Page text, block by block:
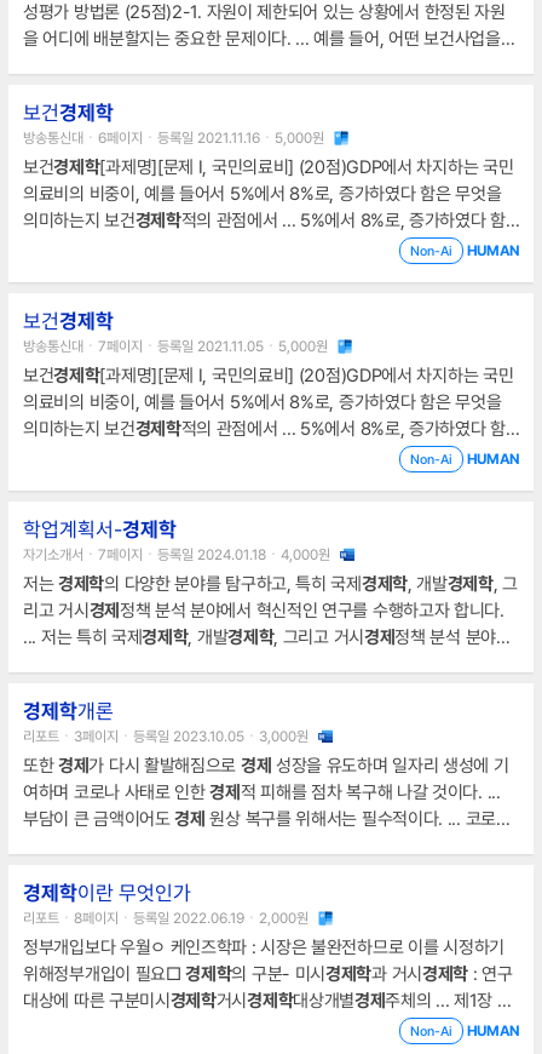
성평가 방법론 (25점)2-1. 자원이 제한되어 있는 상황에서 한정된 자원
을 어디에 배분할지는 중요한 문제이다. ... 예를 들어, 어떤 보건사업을
보건경제학
방송통신대ㆍ6페이지ㆍ등록일 2021.11.16ㆍ5,000원
보건경제학[과제명][문제 I, 국민의료비] (20점)GDP에서 차지하는 국민
의료비의 비중이, 예를 들어서 5%에서 8%로, 증가하였다 함은 무엇을
의미하는지 보건경제학적의 관점에서 ... 5%에서 8%로, 증가하였다 함
적의 관점에서 그 의미를 짚어 보실래
으로 어떠한 분석의 틀을 사용하여 접근할 수 있을까
Non-Ai HUMAN
보건경제학
방송통신대ㆍ7페이지ㆍ등록일 2021.11.05ㆍ5,000원
보건경제학[과제명][문제 I, 국민의료비] (20점)GDP에서 차지하는 국민
의료비의 비중이, 예를 들어서 5%에서 8%로, 증가하였다 함은 무엇을
의미하는지 보건경제학적의 관점에서 ... 5%에서 8%로, 증가하였다 함
적의 관점에서 그 의미를 짚어 보실래
Non-Ai HUMAN
학업계획서-경제학
자기소개서ㆍ7페이지ㆍ등록일 2024.01.18ㆍ4,000원
저는경제학의 다양한 분야를 탐구하고, 특히 국제 경제학, 개발경제학, 그
리고 거시경제 정책 분석 분야에서 혁신적인 연구를 수행하고자 합니다.
... 저는 특히 국제경제학, 개발경제학, 그리고 거시경제 정책 분석 분야에
분석에 관심이 있으며, 이러한 분야에서 혁신적인 연구를 수행하여
학의 학문적 발전에 기여하고자 합니다.
경제학개론
리포트ㆍ3페이지ㆍ등록일 2023.10.05ㆍ3,000원
또한경제 가 다시 활발해짐으로 경제 성장을 유도하며 일자리 생성에 기
여하며 코로나 사태로 인한경제 적 피해를 점차 복구해 나갈 것이다. ...
부담이 큰 금액이어도경제 원상 복구를 위해서는 필수적이다. ... 코로나
인상 등의 여러 2차, 3차
경제학이란 무엇인가
리포트ㆍ8페이지ㆍ등록일 2022.06.19ㆍ2,000원
정부개입보다 우월ㅇ 케인즈학파 : 시장은 불완전하므로 이를 시정하기
위해정부개입이 필요□경제학의 구분- 미시경제학과 거시경제학 : 연구
대상에 따른 구분미시경제학거시경제학대상개별경제주체의 ... 제1장 경
전체 현상내용가계의 소비와
Non-Ai HUMAN